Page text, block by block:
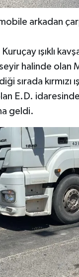
arkadan
ışıklı
halinde olan
sırada kırmızı
E.D.
geldi.